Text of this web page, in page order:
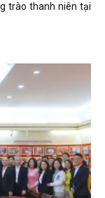
trào thanh niên tại